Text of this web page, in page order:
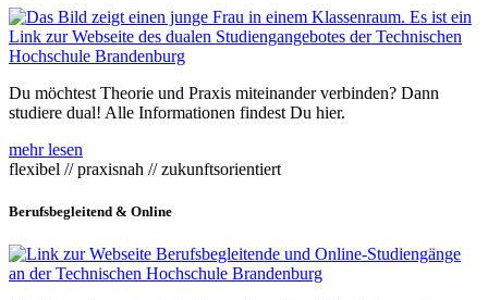
Du möchtest Theorie und Praxis miteinander verbinden? Dann
studiere dual! Alle Informationen findest Du hier.
mehr lesen
flexibel // praxisnah // zukunftsorientiert
Berufsbegleitend & Online